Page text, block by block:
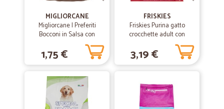
MIGLIORCANE
Migliorcane I Preferiti
Bocconi in Salsa con
Manzo e Verdure 300 gr.
1,75 €
FRISKIES
Friskies Purina gatto
crocchette adult con
manzo, pollo e verdure
scatola gr.400
3,19 €